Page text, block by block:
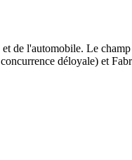
de l'automobile. Le champ
déloyale) et